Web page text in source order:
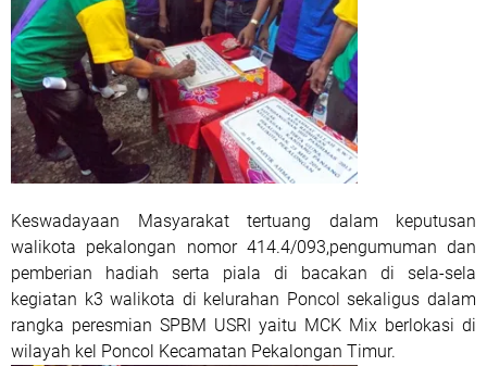
Keswadayaan Masyarakat tertuang dalam keputusan
walikota pekalongan nomor 414.4/093,pengumuman dan
pemberian hadiah serta piala di bacakan di sela-sela
kegiatan k3 walikota di kelurahan Poncol sekaligus dalam
rangka peresmian SPBM USRI yaitu MCK Mix berlokasi di
wilayah kel Poncol Kecamatan Pekalongan Timur.